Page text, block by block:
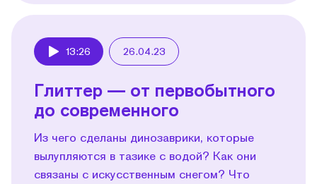
13:26 26.04.23
Глиттер — от первобытного
до современного
Из чего сделаны динозаврики, которые
вылупляются в тазике с водой? Как они
связаны с искусственным снегом? Что